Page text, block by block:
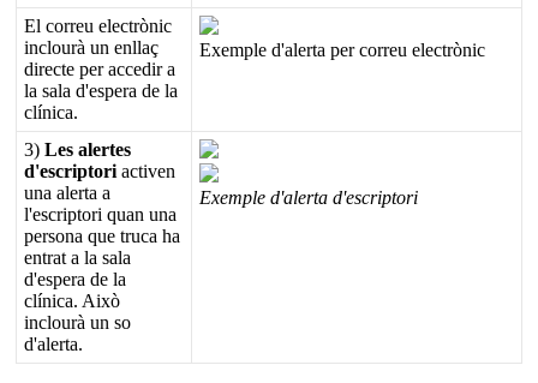
El correu electrònic
inclourà un enllaç
directe per accedir a
la sala d'espera de la
clínica.
Exemple d'alerta per correu electrònic
3) Les alertes
d'escriptori activen
una alerta a
l'escriptori quan una
persona que truca ha
entrat a la sala
d'espera de la
clínica. Això
inclourà un so
d'alerta.
Exemple d'alerta d'escriptori